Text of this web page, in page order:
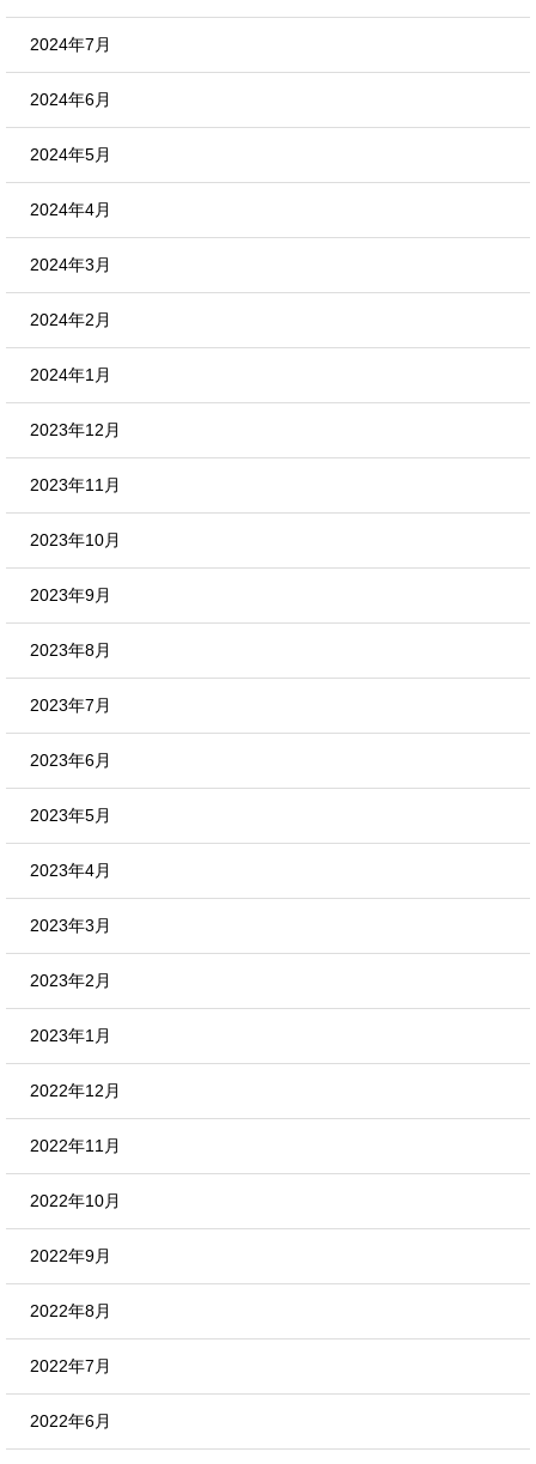
2024年7月
2024年6月
2024年5月
2024年4月
2024年3月
2024年2月
2024年1月
2023年12月
2023年11月
2023年10月
2023年9月
2023年8月
2023年7月
2023年6月
2023年5月
2023年4月
2023年3月
2023年2月
2023年1月
2022年12月
2022年11月
2022年10月
2022年9月
2022年8月
2022年7月
2022年6月